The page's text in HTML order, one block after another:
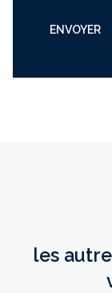
ENVOYER
les